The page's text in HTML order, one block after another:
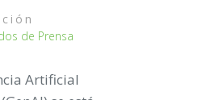
de Prensa
Artificial